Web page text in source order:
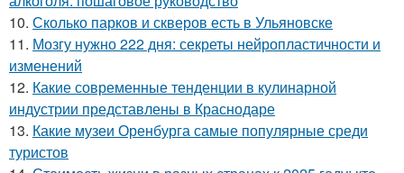
10. Сколько парков и скверов есть в Ульяновске
11. Мозгу нужно 222 дня: секреты нейропластичности и
изменений
12. Какие современные тенденции в кулинарной
индустрии представлены в Краснодаре
13. Какие музеи Оренбурга самые популярные среди
туристов